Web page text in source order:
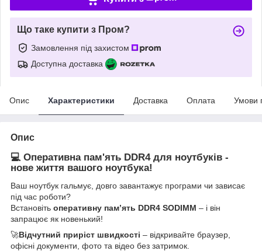
Що таке купити з Пром?
Замовлення під захистом
Доступна доставка
Опис Характеристики Доставка Оплата Умови
Опис
💻 Оперативна пам'ять DDR4 для ноутбуків -
нове життя вашого ноутбука!
Ваш ноутбук гальмує, довго завантажує програми чи зависає
під час роботи?
Встановіть оперативну пам’ять DDR4 SODIMM – і він
запрацює як новенький!
🚀Відчутний приріст швидкості – відкривайте браузер,
офісні документи, фото та відео без затримок.